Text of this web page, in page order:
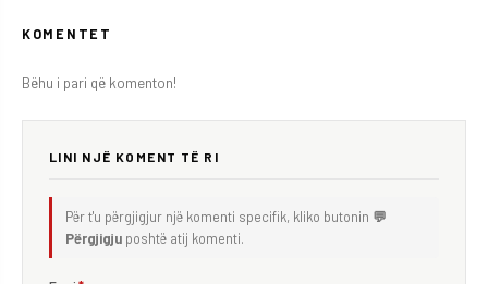
KOMENTET
Bëhu i pari që komenton!
LINI NJË KOMENT TË RI
Për t'u përgjigjur një komenti specifik, kliko butonin 💬
Përgjigju poshtë atij komenti.